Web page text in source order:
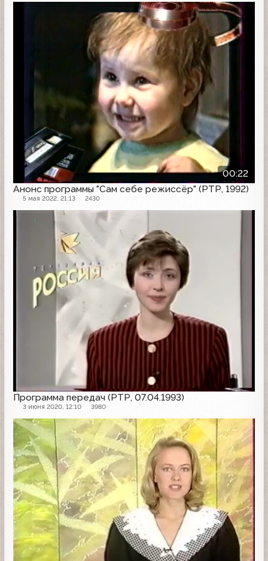
00:22
Анонс программы "Сам себе режиссёр" (РТР, 1992)
5 мая 2022, 21:13 2430
Программа передач (РТР, 07.04.1993)
3 июня 2020, 12:10 3980
Программа передач
Другое